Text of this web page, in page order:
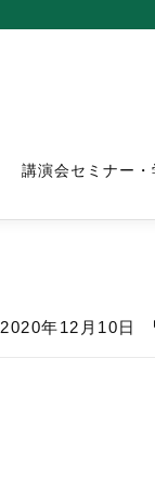
講演会セミナー・
2020年12月10日